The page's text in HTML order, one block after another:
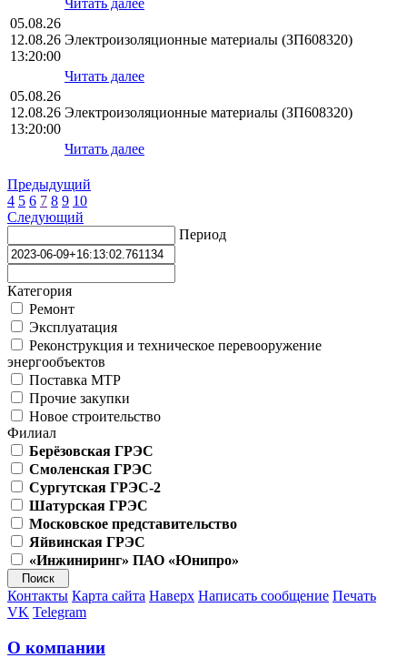
Читать далее
05.08.26
12.08.26
13:20:00
Электроизоляционные материалы (ЗП608320)
Читать далее
05.08.26
12.08.26
13:20:00
Электроизоляционные материалы (ЗП608320)
Читать далее
Предыдущий
4 5 6 7 8 9 10
Следующий
Период
Категория
Ремонт
Эксплуатация
Реконструкция и техническое перевооружение
энергообъектов
Поставка МТР
Прочие закупки
Новое строительство
Филиал
Берёзовская ГРЭС
Смоленская ГРЭС
Сургутская ГРЭС-2
Шатурская ГРЭС
Московское представительство
Яйвинская ГРЭС
«Инжиниринг» ПАО «Юнипро»
Контакты Карта сайта Наверх Написать сообщение Печать
VK Telegram
О компании